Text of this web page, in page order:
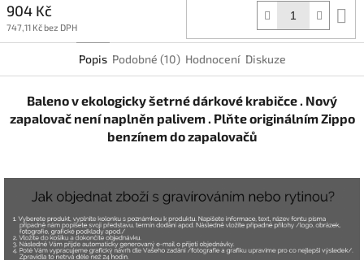
904 Kč
747,11 Kč bez DPH
Popis Podobné (10) Hodnocení Diskuze
Baleno v ekologicky šetrné dárkové krabičce . Nový
zapalovač není naplněn palivem . Plňte originálním Zippo
benzínem do zapalovačů